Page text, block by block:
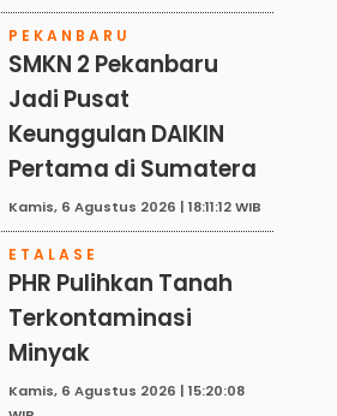
PEKANBARU
SMKN 2 Pekanbaru
Jadi Pusat
Keunggulan DAIKIN
Pertama di Sumatera
Kamis, 6 Agustus 2026 | 18:11:12 WIB
ETALASE
PHR Pulihkan Tanah
Terkontaminasi
Minyak
Kamis, 6 Agustus 2026 | 15:20:08